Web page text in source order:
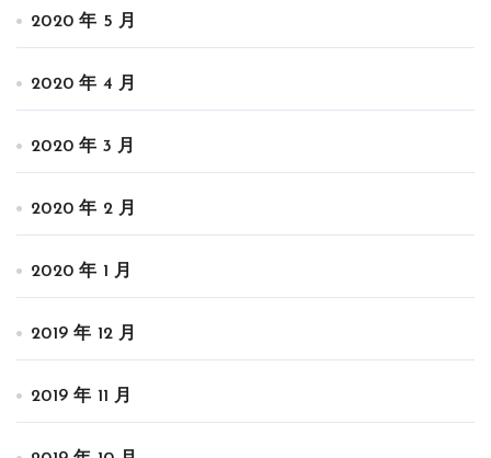
2020 年 5 月
2020 年 4 月
2020 年 3 月
2020 年 2 月
2020 年 1 月
2019 年 12 月
2019 年 11 月